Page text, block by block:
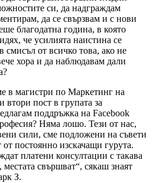
си, да надграждам
да се свързвам и с нови
благодатна година, в която
че усилията наистина се
смисъл от всичко това, ако не
хора и да наблюдавам дали
в магистри по Маркетинг на
пост в групата за
поддръжка на Facebook
Няма лошо. Тези от нас,
сили, сме подложени на съвети
постоянно изскачащи гурута.
платени консултации с такава
местата свършват“, сякаш знаят
З.